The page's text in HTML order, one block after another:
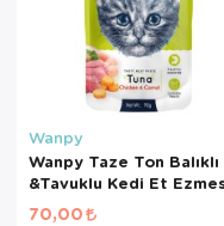
Wanpy
Wanpy Taze Ton Balıklı
&Tavuklu Kedi Et
90Gr
70,00